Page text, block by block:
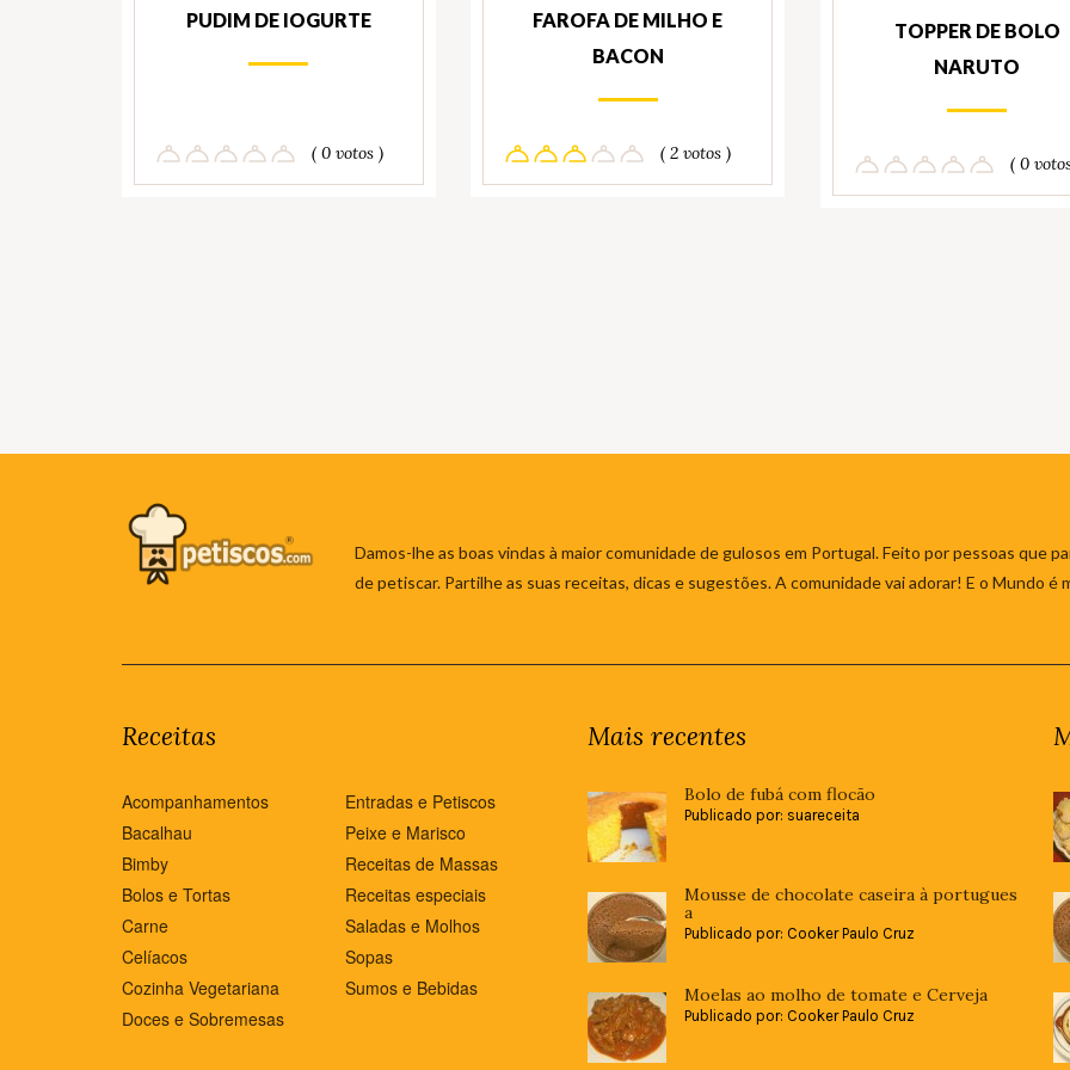
PUDIM DE IOGURTE
( 0 votos )
FAROFA DE MILHO E
BACON
( 2 votos )
TOPPER DE BOLO
NARUTO
( 0
Damos-lhe as boas vindas à maior comunidade de gulosos em Portugal. Feito por pessoas que
de petiscar. Partilhe as suas receitas, dicas e sugestões. A comunidade vai adorar! E o Mundo é
Receitas
Acompanhamentos
Bacalhau
Bimby
Bolos e Tortas
Carne
Celíacos
Cozinha Vegetariana
Doces e Sobremesas
Entradas e Petiscos
Peixe e Marisco
Receitas de Massas
Receitas especiais
Saladas e Molhos
Sopas
Sumos e Bebidas
Mais recentes
Bolo de fubá com flocão
Publicado por: suareceita
Mousse de chocolate caseira à portugues
a
Publicado por: Cooker Paulo Cruz
Moelas ao molho de tomate e Cerveja
Publicado por: Cooker Paulo Cruz